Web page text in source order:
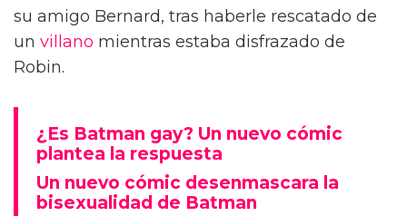
su amigo Bernard, tras haberle rescatado de
un villano mientras estaba disfrazado de
Robin.
¿Es Batman gay? Un nuevo cómic
plantea la respuesta
Un nuevo cómic desenmascara la
bisexualidad de Batman